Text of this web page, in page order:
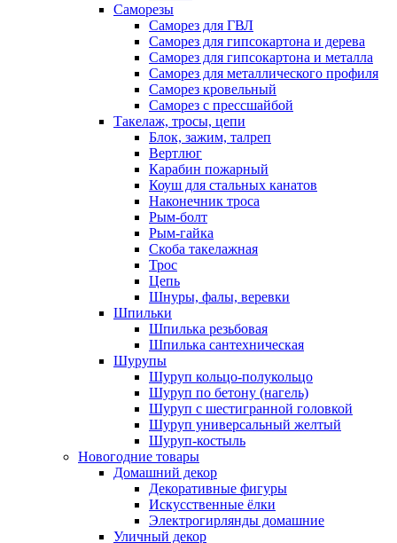
Саморезы
Саморез для ГВЛ
Саморез для гипсокартона и дерева
Саморез для гипсокартона и металла
Саморез для металлического профиля
Саморез кровельный
Саморез с прессшайбой
Такелаж, тросы, цепи
Блок, зажим, талреп
Вертлюг
Карабин пожарный
Коуш для стальных канатов
Наконечник троса
Рым-болт
Рым-гайка
Скоба такелажная
Трос
Цепь
Шнуры, фалы, веревки
Шпильки
Шпилька резьбовая
Шпилька сантехническая
Шурупы
Шуруп кольцо-полукольцо
Шуруп по бетону (нагель)
Шуруп с шестигранной головкой
Шуруп универсальный желтый
Шуруп-костыль
Новогодние товары
Домашний декор
Декоративные фигуры
Искусственные ёлки
Электрогирлянды домашние
Уличный декор